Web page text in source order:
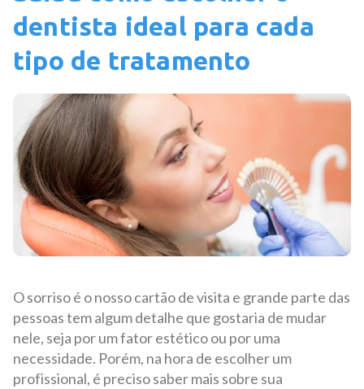
dentista ideal para cada
tipo de tratamento
O sorriso é o nosso cartão de visita e grande parte das
pessoas tem algum detalhe que gostaria de mudar
nele, seja por um fator estético ou por uma
necessidade. Porém, na hora de escolher um
profissional, é preciso saber mais sobre sua